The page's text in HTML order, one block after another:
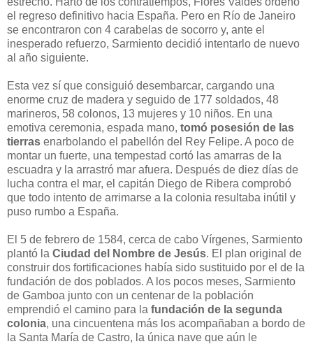
el regreso definitivo hacia España. Pero en Río de Janeiro
se encontraron con 4 carabelas de socorro y, ante el
inesperado refuerzo, Sarmiento decidió intentarlo de nuevo
al año siguiente.
Esta vez sí que consiguió desembarcar, cargando una
enorme cruz de madera y seguido de 177 soldados, 48
marineros, 58 colonos, 13 mujeres y 10 niños. En una
emotiva ceremonia, espada mano, tomó posesión de las
tierras enarbolando el pabellón del Rey Felipe. A poco de
montar un fuerte, una tempestad cortó las amarras de la
escuadra y la arrastró mar afuera. Después de diez días de
lucha contra el mar, el capitán Diego de Ribera comprobó
que todo intento de arrimarse a la colonia resultaba inútil y
puso rumbo a España.
El 5 de febrero de 1584, cerca de cabo Vírgenes, Sarmiento
plantó la Ciudad del Nombre de Jesús. El plan original de
construir dos fortificaciones había sido sustituido por el de la
fundación de dos poblados. A los pocos meses, Sarmiento
de Gamboa junto con un centenar de la población
emprendió el camino para la fundación de la segunda
colonia, una cincuentena más los acompañaban a bordo de
la Santa María de Castro, la única nave que aún le